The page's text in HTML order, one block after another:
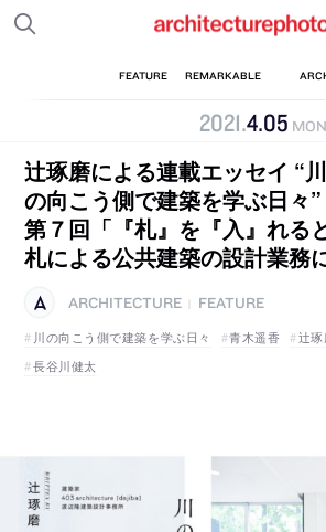
2021.4.05 MON
辻琢磨による連載エッセイ “川
の向こう側で建築を学ぶ日々”
第７回「『札』を『入』れる
札による公共建築の設計業務
ARCHITECTURE
FEATURE
川の向こう側で建築を学ぶ日々
青木遥香 辻
長谷川健太